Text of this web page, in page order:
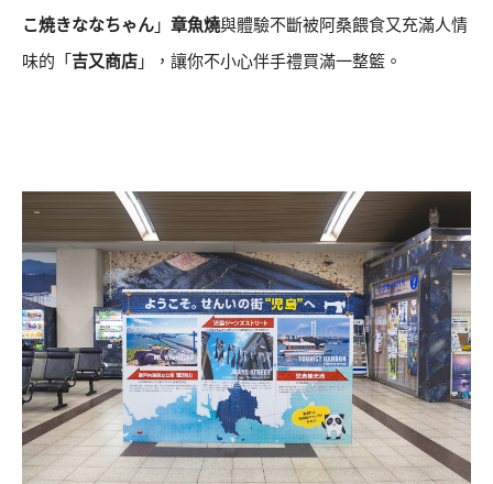
こ焼きななちゃん 」 章魚燒與體驗不斷被阿桑餵食又充滿人情
味的「 吉又商店 」，讓你不小心伴手禮買滿一整籃。